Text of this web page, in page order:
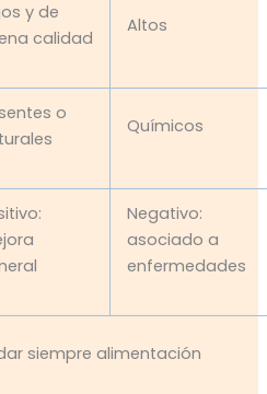
y de
calidad
Altos
o
Químicos
Negativo:
asociado a
enfermedades
siempre alimentación